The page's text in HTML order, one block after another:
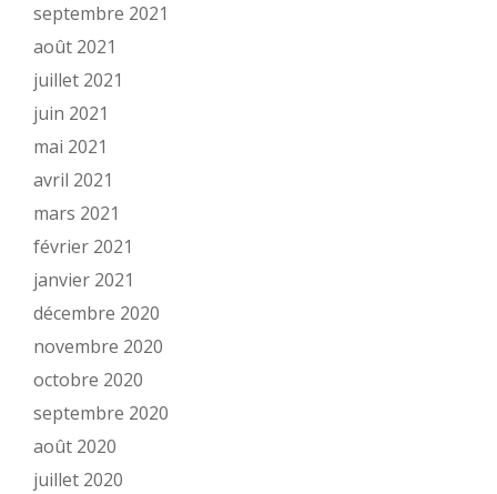
septembre 2021
août 2021
juillet 2021
juin 2021
mai 2021
avril 2021
mars 2021
février 2021
janvier 2021
décembre 2020
novembre 2020
octobre 2020
septembre 2020
août 2020
juillet 2020